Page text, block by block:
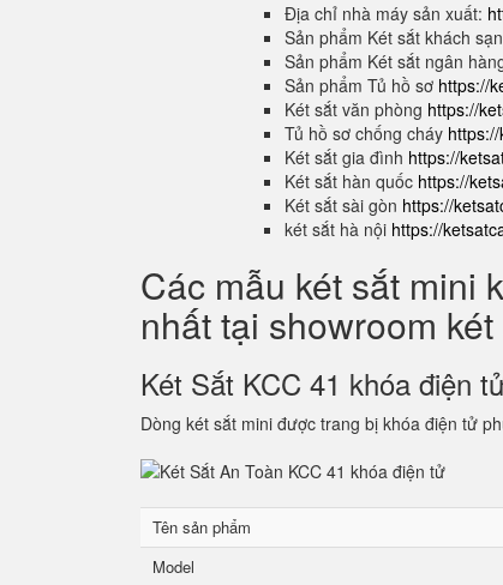
Địa chỉ nhà máy sản xuất:
Sản phẩm Két sắt khách sạn
Sản phẩm Két sắt ngân
Sản phẩm Tủ hồ sơ https://
Két sắt văn phòng https://
Tủ hồ sơ chống cháy
Két sắt gia đình https://
Két sắt hàn quốc https://
Két sắt sài gòn https://
két sắt hà nội https://
Các mẫu két sắt mini
nhất tại showroom
Két Sắt KCC 41 khóa điện
Dòng két sắt mini được trang bị khóa điện tử
Tên sản phẩm
Model